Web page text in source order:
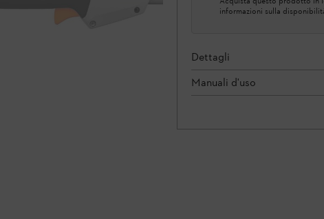
informazioni sulla
Dettagli
Manuali d'uso